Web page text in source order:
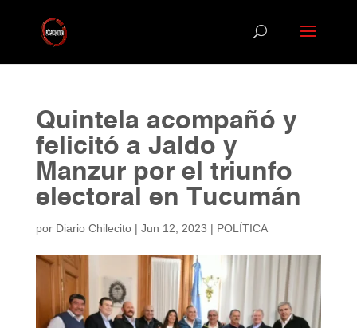
Quintela acompañó y
felicitó a Jaldo y
Manzur por el triunfo
electoral en Tucumán
por Diario Chilecito| Jun 12, 2023 | POLÍTICA